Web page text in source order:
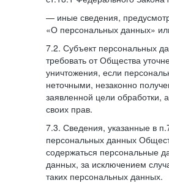
— иные сведения,
«О персональных данных»
7.2. Субъект персональных
требовать от Общества
уничтожения, если
неточными, незаконно
заявленной цели
своих прав.
7.3. Сведения, указанные в
персональных данных
содержаться персональные
данных, за исключением
таких персональных данных.